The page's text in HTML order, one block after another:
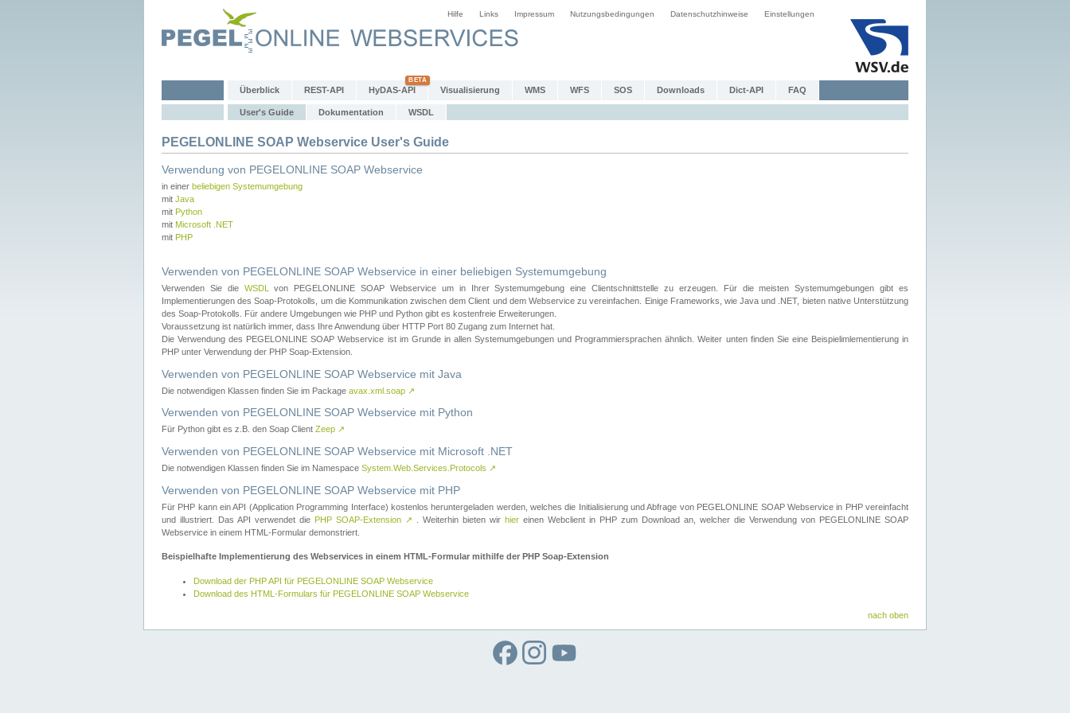
Hilfe Links Impressum Nutzungsbedingungen Datenschutzhinweise Einstellungen
Überblick REST-API HyDAS-API Visualisierung WMS WFS SOS Downloads Dict-API FAQ
User's Guide Dokumentation WSDL
PEGELONLINE SOAP Webservice User's Guide
Verwendung von PEGELONLINE SOAP Webservice
in einer beliebigen Systemumgebung
mit Java
mit Python
mit Microsoft .NET
mit PHP
Verwenden von PEGELONLINE SOAP Webservice in einer beliebigen Systemumgebung
Verwenden Sie die WSDL
von PEGELONLINE SOAP Webservice um in Ihrer Systemumgebung eine Clientschnittstelle zu erzeugen. Für die meisten Systemumgebungen gibt es
Implementierungen des Soap-Protokolls, um die Kommunikation zwischen dem Client und dem Webservice zu vereinfachen. Einige Frameworks, wie Java und .NET, bieten native Unterstützung
des Soap-Protokolls. Für andere Umgebungen wie PHP und Python gibt es kostenfreie Erweiterungen.
Voraussetzung ist natürlich immer, dass Ihre Anwendung über HTTP Port 80 Zugang zum Internet hat.
Die Verwendung des PEGELONLINE SOAP Webservice ist im Grunde in allen Systemumgebungen und Programmiersprachen ähnlich. Weiter unten finden Sie eine Beispielimlementierung in
PHP unter Verwendung der PHP Soap-Extension.
Verwenden von PEGELONLINE SOAP Webservice mit Java
Die notwendigen Klassen finden Sie im Package avax.xml.soap ↗
Verwenden von PEGELONLINE SOAP Webservice mit Python
Für Python gibt es z.B. den Soap Client Zeep ↗
Verwenden von PEGELONLINE SOAP Webservice mit Microsoft .NET
Die notwendigen Klassen finden Sie im Namespace System.Web.Services.Protocols ↗
Verwenden von PEGELONLINE SOAP Webservice mit PHP
Für PHP kann ein API (Application Programming Interface) kostenlos heruntergeladen werden, welches die Initialisierung und Abfrage von PEGELONLINE SOAP Webservice in PHP vereinfacht
und illustriert. Das API verwendet die PHP SOAP-Extension ↗ . Weiterhin bieten wir hier einen Webclient in PHP zum Download an, welcher die Verwendung von PEGELONLINE SOAP
Webservice in einem HTML-Formular demonstriert.
Beispielhafte Implementierung des Webservices in einem HTML-Formular mithilfe der PHP Soap-Extension
Download der PHP API für PEGELONLINE SOAP Webservice
Download des HTML-Formulars für PEGELONLINE SOAP Webservice
nach oben